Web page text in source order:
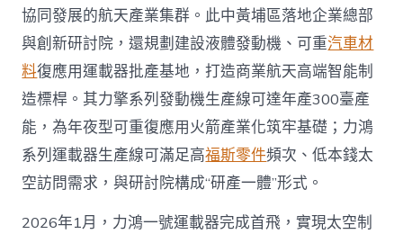
協同發展的航天產業集群。此中黃埔區落地企業總部
與創新研討院，還規劃建設液體發動機、可重汽車材
料復應用運載器批產基地，打造商業航天高端智能制
造標桿。其力擎系列發動機生產線可達年產300臺產
能，為年夜型可重復應用火箭產業化筑牢基礎；力鴻
系列運載器生產線可滿足高福斯零件頻次、低本錢太
空訪問需求，與研討院構成“研產一體”形式。
2026年1月，力鴻一號運載器完成首飛，實現太空制